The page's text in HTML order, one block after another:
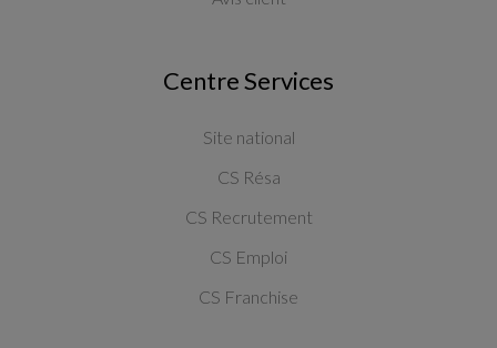
Centre Services
Site national
CS Résa
CS Recrutement
CS Emploi
CS Franchise